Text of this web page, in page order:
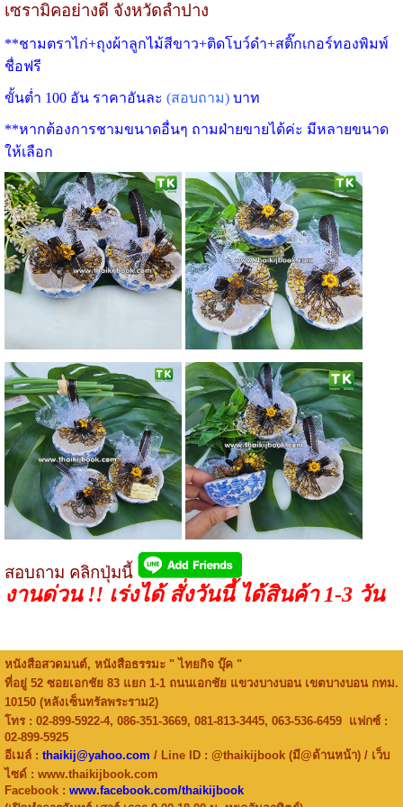
เซรามิคอย่างดี จังหวัดลำปาง
**ชามตราไก่+ถุงผ้าลูกไม้สีขาว+ติดโบว์ดำ+สติ๊กเกอร์ทองพิมพ์
ชื่อฟรี
ขั้นต่ำ 100 อัน ราคาอันละ (สอบถาม)บาท
**หากต้องการชามขนาดอื่นๆ ถามฝ่ายขายได้ค่ะ มีหลายขนาด
ให้เลือก
สอบถาม คลิกปุ่มนี้
งานด่วน !! เร่งได้ สั่งวันนี้ ได้สินค้า 1-3 วัน
หนังสือสวดมนต์, หนังสือธรรมะ " ไทยกิจ บุ๊ค "
ที่อยู่ 52 ซอยเอกชัย 83 แยก 1-1 ถนนเอกชัย แขวงบางบอน เขตบางบอน กทม.
10150 (หลังเซ็นทรัลพระราม2)
โทร : 02-899-5922-4, 086-351-3669, 081-813-3445, 063-536-6459 แฟกซ์ :
02-899-5925
อีเมล์ : thaikij@yahoo.com / Line ID : @thaikijbook (มี@ด้านหน้า) / เว็บ
ไซด์ : www.thaikijbook.com
Facebook : www.facebook.com/thaikijbook